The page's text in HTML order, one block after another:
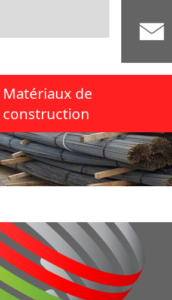
Matériaux de
construction